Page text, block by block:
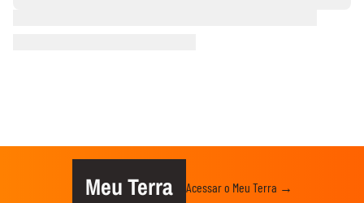
Meu Terra Acessar o Meu Terra →